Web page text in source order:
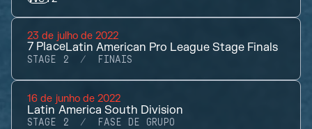
23 de julho de 2022
7 PlaceLatin American Pro League Stage Finals
STAGE 2 FINAIS
16 de junho de 2022
Latin America South Division
STAGE 2 FASE DE GRUPO